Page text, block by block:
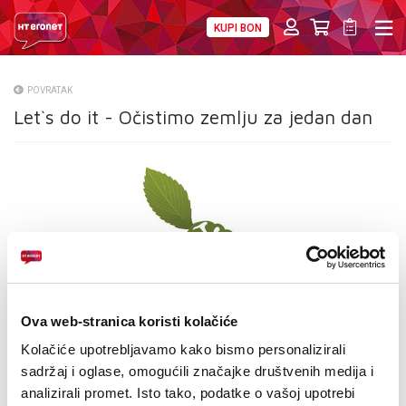
Ova web-stranica koristi kolačiće
Kolačiće upotrebljavamo kako bismo personalizirali
sadržaj i oglase, omogućili značajke društvenih medija i
analizirali promet. Isto tako, podatke o vašoj upotrebi
KUPI BON
O NAMA
KONTAKTI
MOJ PROFIL
E-RAČUN
POVRATAK
Let`s do it - Očistimo zemlju za jedan dan